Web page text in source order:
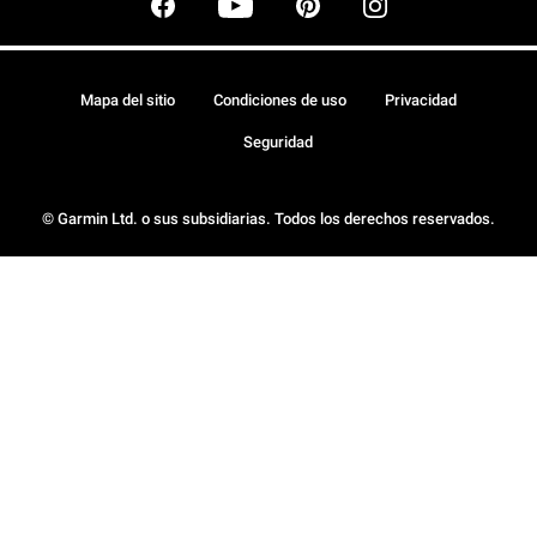
© Garmin Ltd. o sus subsidiarias. Todos los derechos reservados.
Mapa del sitio Condiciones de uso Privacidad
Seguridad